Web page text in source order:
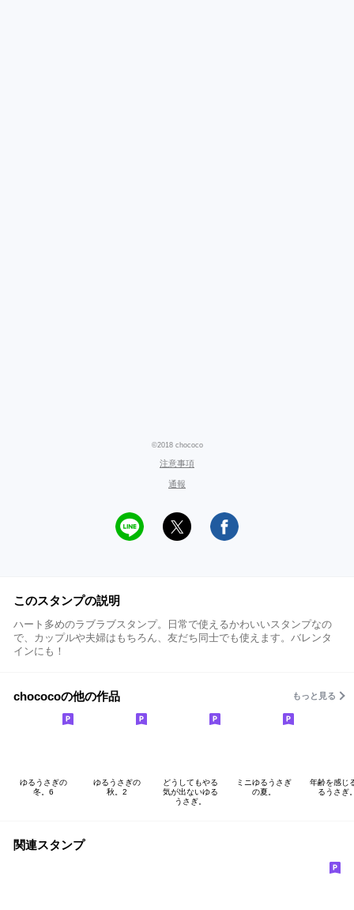
©2018 chococo
注意事項
通報
このスタンプの説明
ハート多めのラブラブスタンプ。日常で使えるかわいいスタンプなの
で、カップルや夫婦はもちろん、友だち同士でも使えます。バレンタ
インにも！
chococoの他の作品 もっと見る
ゆるうさぎの
冬。6
ゆるうさぎの
秋。2
どうしてもやる
気が出ないゆる
うさぎ。
ミニゆるうさぎ
の夏。
年齢を感じ
るうさぎ
関連スタンプ